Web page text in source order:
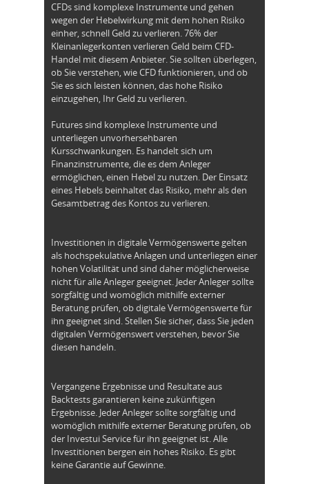
CFDs sind komplexe Instrumente und gehen
wegen der Hebelwirkung mit dem hohen Risiko
einher, schnell Geld zu verlieren. 76% der
Kleinanlegerkonten verlieren Geld beim CFD-
Handel mit diesem Anbieter. Sie sollten überlegen,
ob Sie verstehen, wie CFD funktionieren, und ob
Sie es sich leisten können, das hohe Risiko
einzugehen, Ihr Geld zu verlieren.
Futures sind komplexe Instrumente und
unterliegen unvorhersehbaren
Kursschwankungen. Es handelt sich um
Finanzinstrumente, die es dem Anleger
ermöglichen, einen Hebel zu nutzen. Der Einsatz
eines Hebels beinhaltet das Risiko, mehr als den
Gesamtbetrag des Kontos zu verlieren.
Investitionen in digitale Vermögenswerte gelten
als hochspekulative Anlagen und unterliegen einer
hohen Volatilität und sind daher möglicherweise
nicht für alle Anleger geeignet. Jeder Anleger sollte
sorgfältig und womöglich mithilfe externer
Beratung prüfen, ob digitale Vermögenswerte für
ihn geeignet sind. Stellen Sie sicher, dass Sie jeden
digitalen Vermögenswert verstehen, bevor Sie
diesen handeln.
Vergangene Ergebnisse und Resultate aus
Backtests garantieren keine zukünftigen
Ergebnisse. Jeder Anleger sollte sorgfältig und
womöglich mithilfe externer Beratung prüfen, ob
der Investui Service für ihn geeignet ist. Alle
Investitionen bergen ein hohes Risiko. Es gibt
keine Garantie auf Gewinne.